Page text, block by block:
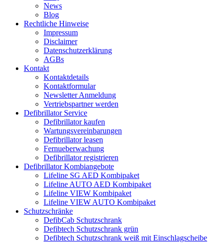
News
Blog
Rechtliche Hinweise
Impressum
Disclaimer
Datenschutzerklärung
AGBs
Kontakt
Kontaktdetails
Kontaktformular
Newsletter Anmeldung
Vertriebspartner werden
Defibrillator Service
Defibrillator kaufen
Wartungsvereinbarungen
Defibrillator leasen
Fernueberwachung
Defibrillator registrieren
Defibrillator Kombiangebote
Lifeline SG AED Kombipaket
Lifeline AUTO AED Kombipaket
Lifeline VIEW Kombipaket
Lifeline VIEW AUTO Kombipaket
Schutzschränke
DefibCab Schutzschrank
Defibtech Schutzschrank grün
Defibtech Schutzschrank weiß mit Einschlagscheibe